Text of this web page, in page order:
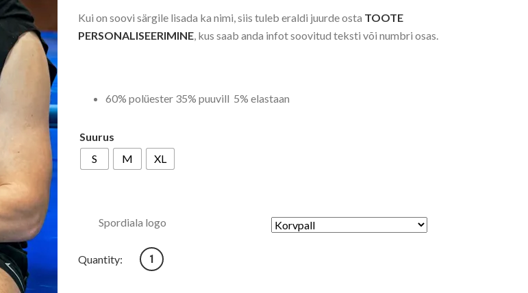
Kui on soovi särgile lisada ka nimi, siis tuleb eraldi juurde osta TOOTE
PERSONALISEERIMINE, kus saab anda infot soovitud teksti või numbri osas.
60% polüester 35% puuvill 5% elastaan
Suurus
S
M XL
Spordiala logo
Quantity: Ala logoga varrukateta pusa kogus